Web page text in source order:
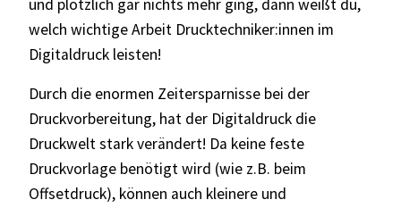
und plötzlich gar nichts mehr ging, dann weißt du,
welch wichtige Arbeit Drucktechniker:innen im
Digitaldruck leisten!
Durch die enormen Zeitersparnisse bei der
Druckvorbereitung, hat der Digitaldruck die
Druckwelt stark verändert! Da keine feste
Druckvorlage benötigt wird (wie z.B. beim
Offsetdruck), können auch kleinere und